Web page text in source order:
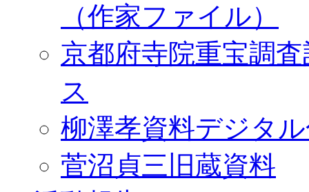
（作家ファイル）
京都府寺院重宝調
ス
柳澤孝資料デジタ
菅沼貞三旧蔵資料